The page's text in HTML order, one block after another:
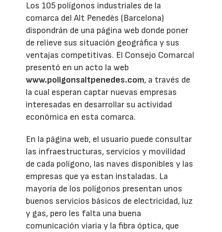
Los 105 polígonos industriales de la
comarca del Alt Penedès (Barcelona)
dispondrán de una página web donde poner
de relieve sus situación geográfica y sus
ventajas competitivas. El Consejo Comarcal
presentó en un acto la web
www.poligonsaltpenedes.com, a través de
la cual esperan captar nuevas empresas
interesadas en desarrollar su actividad
económica en esta comarca.
En la página web, el usuario puede consultar
las infraestructuras, servicios y movilidad
de cada polígono, las naves disponibles y las
empresas que ya estan instaladas. La
mayoría de los polígonos presentan unos
buenos servicios básicos de electricidad, luz
y gas, pero les falta una buena
comunicación viaria y la fibra óptica, que